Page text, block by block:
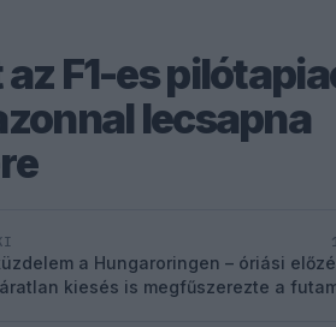
F1-es
lecsapna
a Hungaroringen – óriási
kiesés is megfűszerezte a